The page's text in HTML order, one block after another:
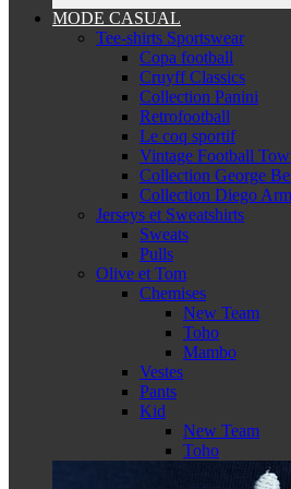
MODE CASUAL
Tee-shirts Sportswear
Copa football
Cruyff Classics
Collection Panini
Retrofootball
Le coq sportif
Vintage Football
Collection George
Collection Diego
Jerseys et Sweatshirts
Sweats
Pulls
Olive et Tom
Chemises
New Team
Toho
Mambo
Vestes
Pants
Kid
New Team
Toho